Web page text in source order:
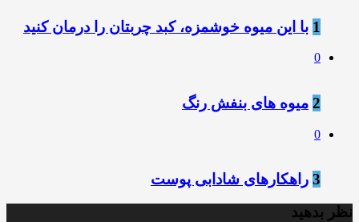
1 با این میوه خوشمزه، کبد چربتان را درمان کنید
0
2 میوه های بنفش رنگ
0
3 راهکارهای شادابی پوست
نظر بدهید